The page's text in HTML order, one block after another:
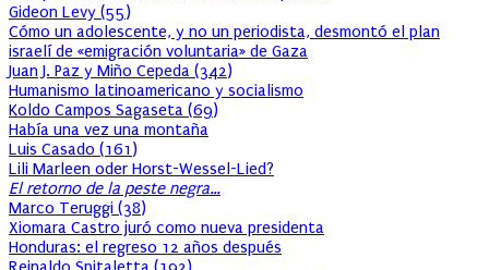
Gideon Levy (55)
Cómo un adolescente, y no un periodista, desmontó el plan
israelí de «emigración voluntaria» de Gaza
Juan J. Paz y Miño Cepeda (342)
Humanismo latinoamericano y socialismo
Koldo Campos Sagaseta (69)
Había una vez una montaña
Luis Casado (161)
Lili Marleen oder Horst-Wessel-Lied?
El retorno de la peste negra…
Marco Teruggi (38)
Xiomara Castro juró como nueva presidenta
Honduras: el regreso 12 años después